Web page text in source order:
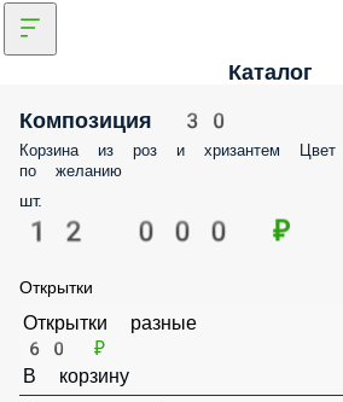
Каталог
Композиция 30
Корзина из роз и хризантем Цвет роз
шт.
12 000 ₽
Открытки разные
60 ₽
В корзину